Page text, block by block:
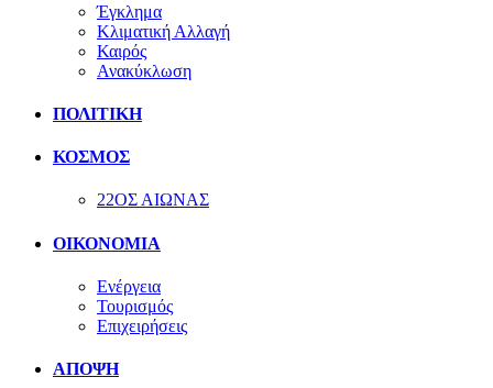
Έγκλημα
Κλιματική Αλλαγή
Καιρός
Ανακύκλωση
ΠΟΛΙΤΙΚΗ
ΚΟΣΜΟΣ
22ΟΣ ΑΙΩΝΑΣ
ΟΙΚΟΝΟΜΙΑ
Ενέργεια
Τουρισμός
Επιχειρήσεις
ΑΠΟΨΗ